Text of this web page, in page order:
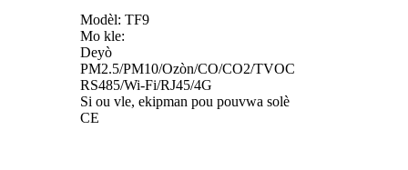
Modèl: TF9
Mo kle:
Deyò
PM2.5/PM10/Ozòn/CO/CO2/TVOC
RS485/Wi-Fi/RJ45/4G
Si ou vle, ekipman pou pouvwa solè
CE